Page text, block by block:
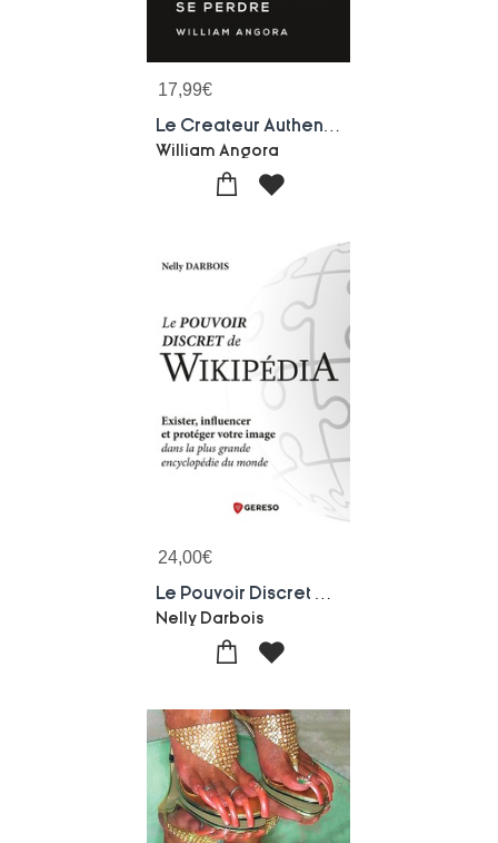
17,99€
William Angora
24,00€
Nelly Darbois